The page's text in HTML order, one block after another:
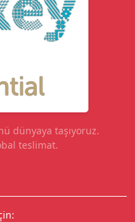
dünyaya taşıyoruz.
teslimat.